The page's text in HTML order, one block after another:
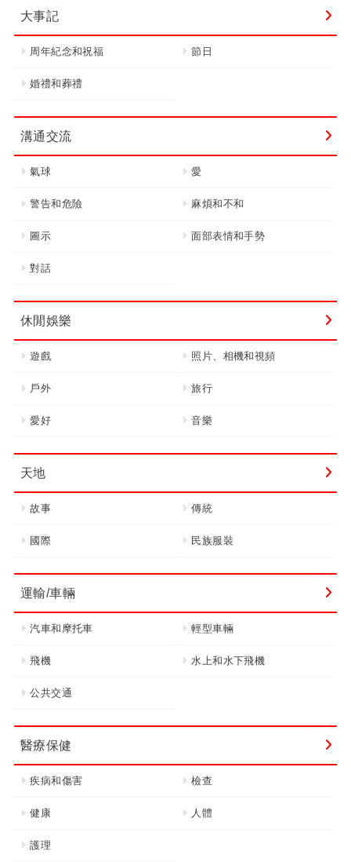
大事記
周年紀念和祝福 節日
婚禮和葬禮
溝通交流
氣球 愛
警告和危險 麻煩和不和
圖示 面部表情和手勢
對話
休閒娛樂
遊戲 照片、相機和視頻
戶外 旅行
愛好 音樂
天地
故事 傳統
國際 民族服裝
運輸/車輛
汽車和摩托車 輕型車輛
飛機 水上和水下飛機
公共交通
醫療保健
疾病和傷害 檢查
健康 人體
護理